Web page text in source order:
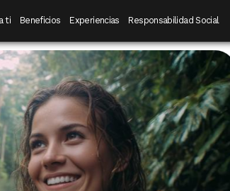
ti Beneficios Experiencias Responsabilidad Social